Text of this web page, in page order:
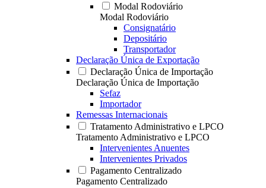
Modal Rodoviário
Modal Rodoviário
Consignatário
Depositário
Transportador
Declaração Única de Exportação
Declaração Única de Importação
Declaração Única de Importação
Sefaz
Importador
Remessas Internacionais
Tratamento Administrativo e LPCO
Tratamento Administrativo e LPCO
Intervenientes Anuentes
Intervenientes Privados
Pagamento Centralizado
Pagamento Centralizado